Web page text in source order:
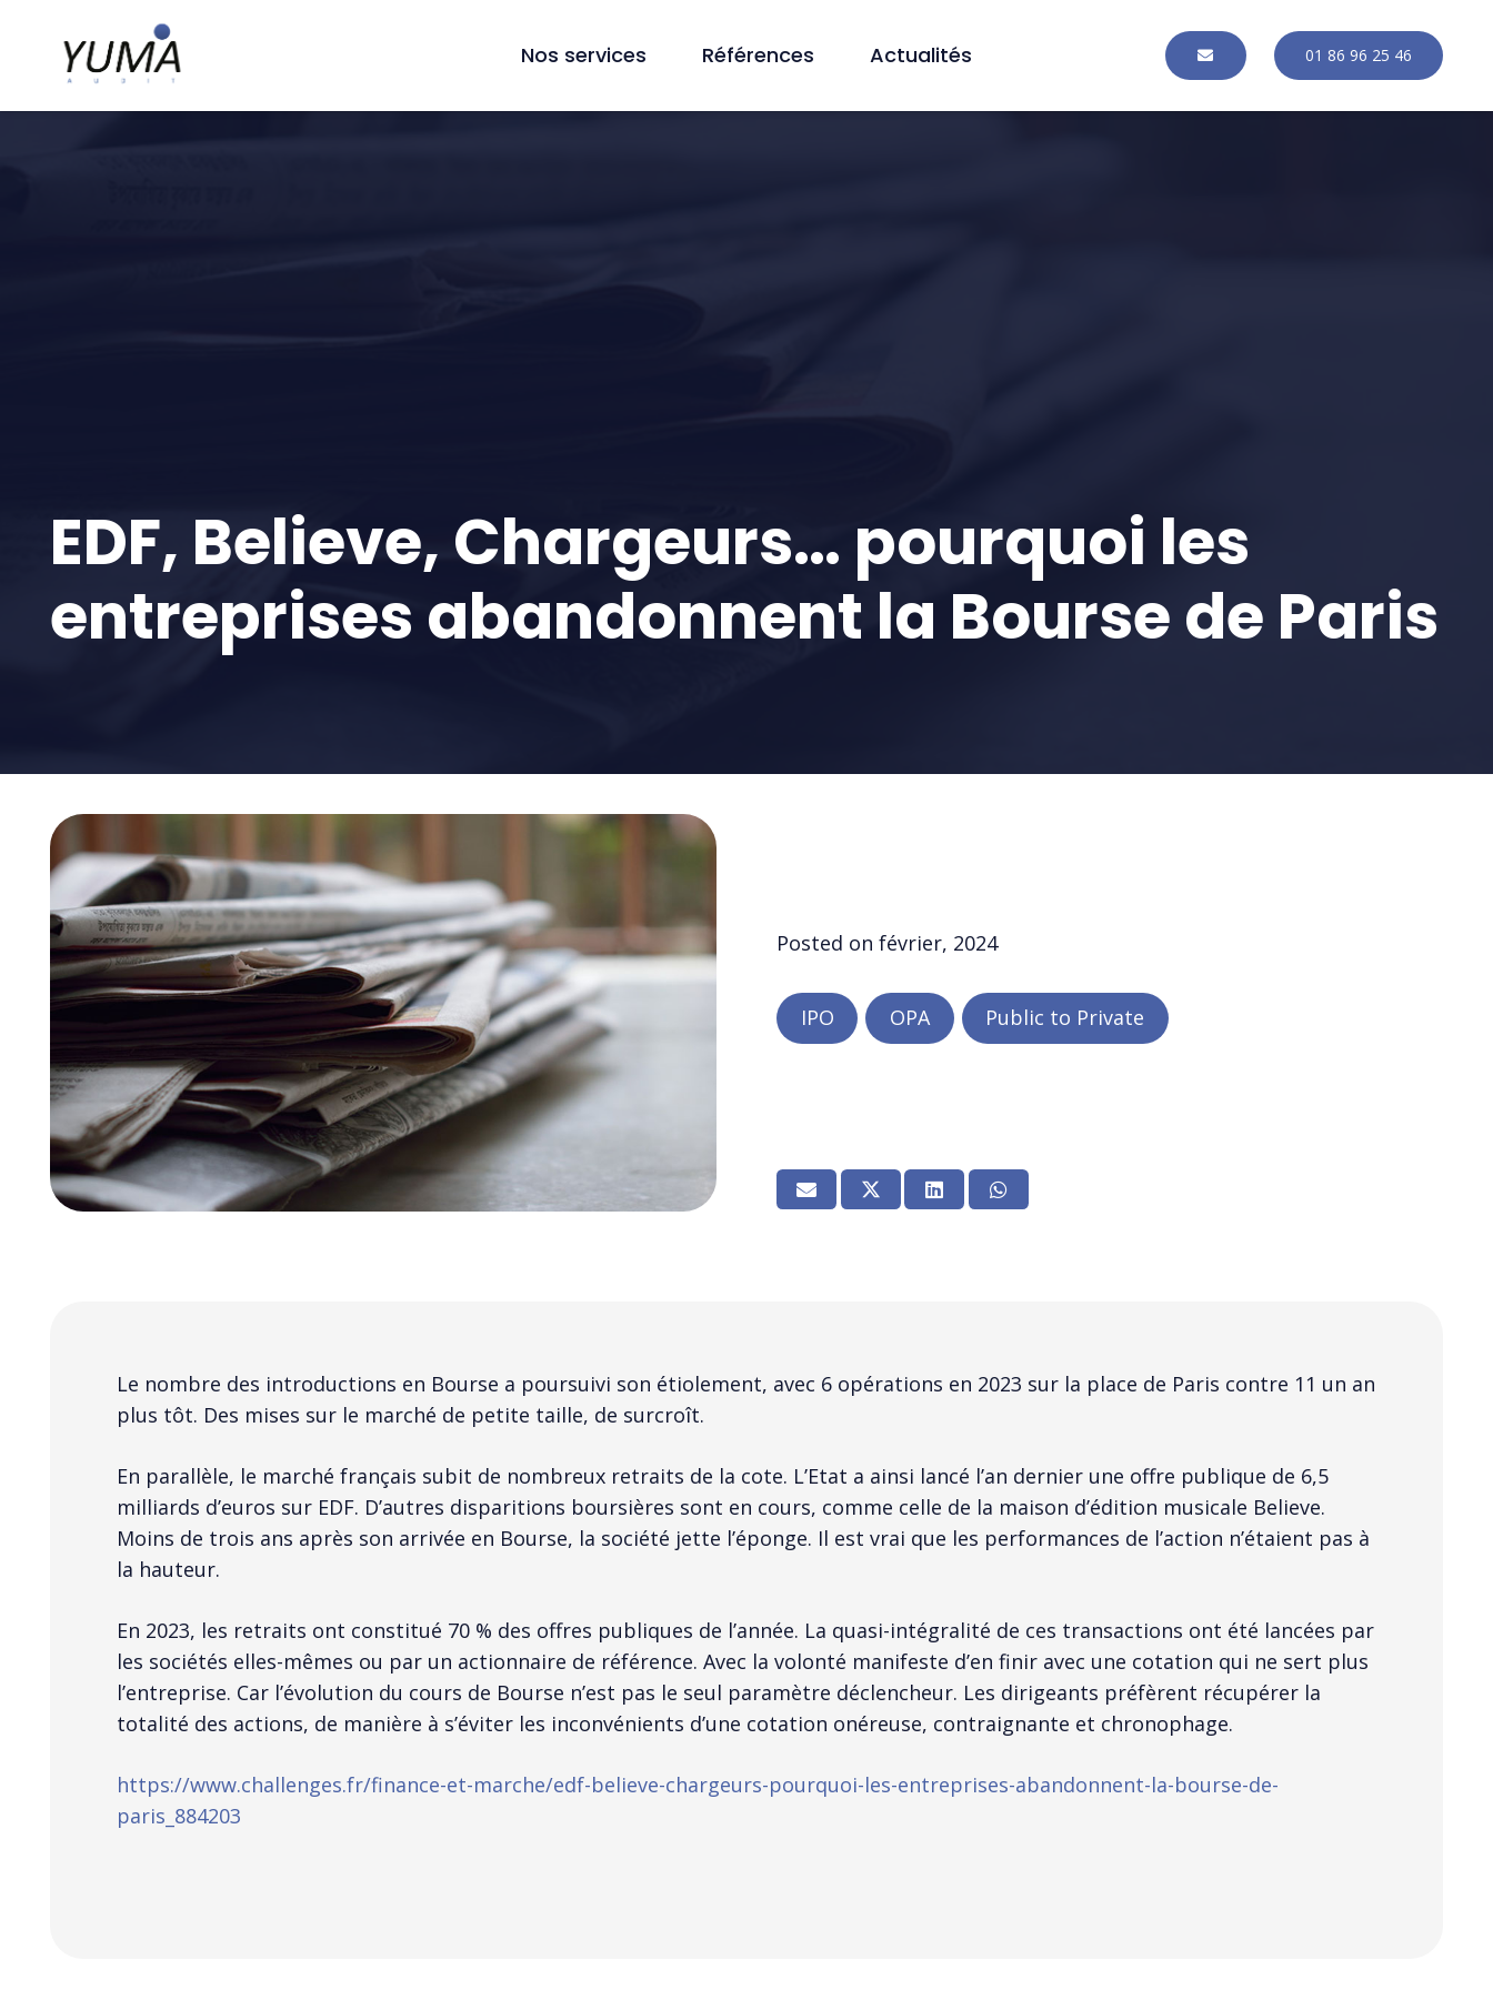
Nos services Références Actualités 01 86 96 25 46
EDF, Believe, Chargeurs… pourquoi les
entreprises abandonnent la Bourse de Paris
Posted on février, 2024
IPO OPA Public to Private
Le nombre des introductions en Bourse a poursuivi son étiolement, avec 6 opérations en 2023 sur la place de Paris contre 11 un an
plus tôt. Des mises sur le marché de petite taille, de surcroît.
En parallèle, le marché français subit de nombreux retraits de la cote. L’Etat a ainsi lancé l’an dernier une offre publique de 6,5
milliards d’euros sur EDF. D’autres disparitions boursières sont en cours, comme celle de la maison d’édition musicale Believe.
Moins de trois ans après son arrivée en Bourse, la société jette l’éponge. Il est vrai que les performances de l’action n’étaient pas à
la hauteur.
En 2023, les retraits ont constitué 70 % des offres publiques de l’année. La quasi-intégralité de ces transactions ont été lancées par
les sociétés elles-mêmes ou par un actionnaire de référence. Avec la volonté manifeste d’en finir avec une cotation qui ne sert plus
l’entreprise. Car l’évolution du cours de Bourse n’est pas le seul paramètre déclencheur. Les dirigeants préfèrent récupérer la
totalité des actions, de manière à s’éviter les inconvénients d’une cotation onéreuse, contraignante et chronophage.
https://www.challenges.fr/finance-et-marche/edf-believe-chargeurs-pourquoi-les-entreprises-abandonnent-la-bourse-de-
paris_884203